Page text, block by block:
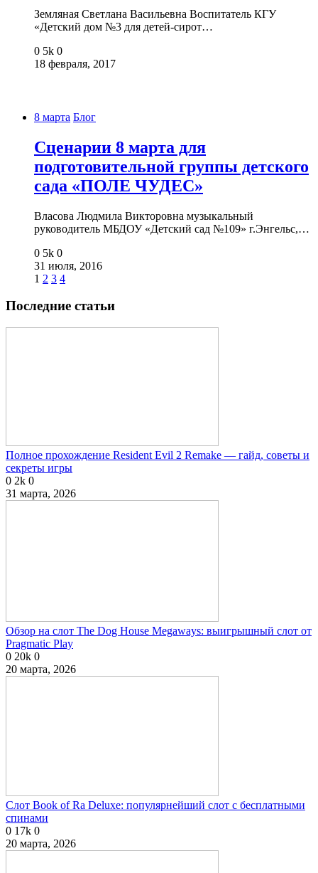
Земляная Светлана Васильевна Воспитатель КГУ
«Детский дом №3 для детей-сирот…
0 5k 0
18 февраля, 2017
8 марта Блог
Сценарии 8 марта для
подготовительной группы детского
сада «ПОЛЕ ЧУДЕС»
Власова Людмила Викторовна музыкальный
руководитель МБДОУ «Детский сад №109» г.Энгельс,…
0 5k 0
31 июля, 2016
1 2 3 4
Последние статьи
Полное прохождение Resident Evil 2 Remake — гайд, советы и
секреты игры
0 2k 0
31 марта, 2026
Обзор на слот The Dog House Megaways: выигрышный слот от
Pragmatic Play
0 20k 0
20 марта, 2026
Слот Book of Ra Deluxe: популярнейший слот с бесплатными
спинами
0 17k 0
20 марта, 2026